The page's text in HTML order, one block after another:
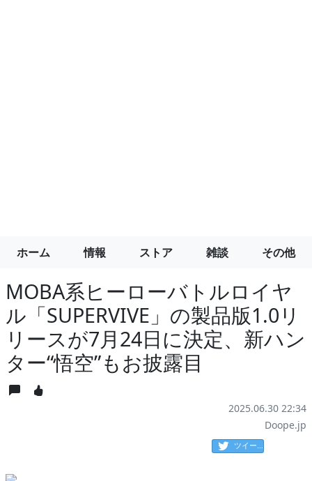
ホーム 情報 ストア 雑談 その他
MOBA系ヒーローバトルロイヤ
ル「SUPERVIVE」の製品版1.0リ
リースが7月24日に決定、新ハン
ター“悟空”もお披露目
2025.06.30 22:34
Doope.jp
ツイート